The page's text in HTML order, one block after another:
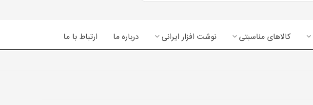
کالاهای مناسبتی نوشت افزار ایرانی درباره ما ارتباط با ما